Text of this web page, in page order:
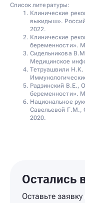
Список литературы:
Клинические
выкидыш».
2022.
Клинические
беременности».
Сидельникова
Медицинское
Тетруашвили
Радзинский В.Е.,
беременности».
Национальное
Савельевой Г.М.,
2020.
Остались
Оставьте